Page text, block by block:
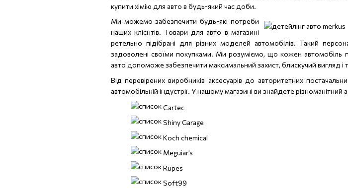
купити хімію для авто в будь-який час доби.
Ми можемо забезпечити будь-які потреби
наших клієнтів. Товари для авто в магазині
ретельно підібрані для різних моделей автомобілів. Такий
задоволені своїми покупками. Ми розуміємо, що кожен автомобіль
авто допоможе забезпечити максимальний захист, блискучий вигляд і
Від перевірених виробників аксесуарів до авторитетних
автомобільній індустрії. У нашому магазині ви знайдете
Cartec
Shiny Garage
Koch chemical
Meguiar’s
Rupes
Soft99